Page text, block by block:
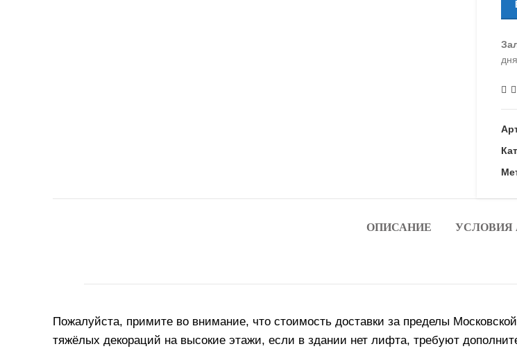
ОПИСАНИЕ УСЛОВИЯ
Пожалуйста, примите во внимание, что стоимость доставки за пределы
тяжёлых декораций на высокие этажи, если в здании нет лифта, требуют